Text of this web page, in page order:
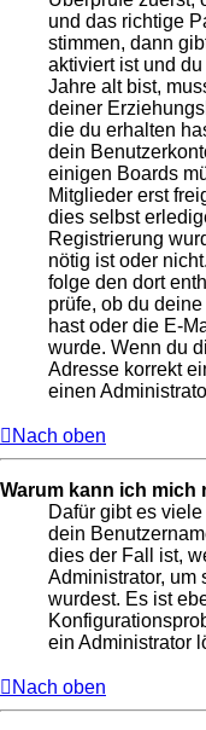
und das richtige
stimmen, dann
aktiviert ist und
Jahre alt bist,
deiner
die du erhalten
dein
einigen Boards
Mitglieder erst
dies selbst
Registrierung
nötig ist oder
folge den dort
prüfe, ob du
hast oder die E-
wurde. Wenn du
Adresse korrekt
einen
Nach oben
Warum kann ich mich
Dafür gibt es
dein
dies der Fall ist,
Administrator, um
wurdest. Es ist
ein Administrator
Nach oben